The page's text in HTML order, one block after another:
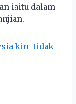
iaitu dalam
kini tidak